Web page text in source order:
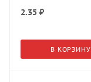
2.35 ₽
В КОРЗИНУ